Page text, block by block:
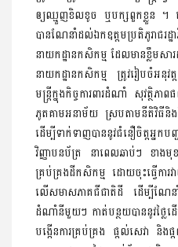
ឲ្យឈ្មួញខិលខូច ឬបក្សពួកខ្លួន ។ ឆ្ល
បានណែនាំដល់ឯកឧត្តមប្រតិភូរាជរដ្
នាយកដ្ឋានកសិកម្ម ដែលមានខ្លឹមសា
នាយកដ្ឋានកសិកម្ម ត្រូវរៀបចំអនុវ
មន្ត្រីក្នុងកិច្ចការពារដំណាំ សុវត្ថិភ
ភូតគាមអនាម័យ ស្របតាមនីតិវិធីនិង
ដើម្បីទាក់ទាញបាននូវជំនឿចិត្តអ្ន
វិញ្ញាបនប័ត្រ នាពេលឆាប់ៗ ខាងមុ
គ្រប់គ្រងដីកសិកម្ម ដោយចុះធ្វើការ
លើសមាសភាគជីជាតិដី ដើម្បីណែនាំ
ដំណាំនីមួយៗ កាត់បន្ថយបាននូវថ្ល
បង្កើនការគ្រប់គ្រង ផ្តល់សេវា និ